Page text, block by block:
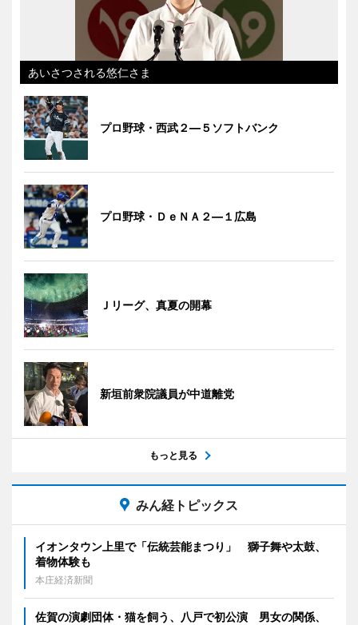
あいさつされる悠仁さま
プロ野球・西武２―５ソフトバンク
プロ野球・ＤｅＮＡ２―１広島
Ｊリーグ、真夏の開幕
新垣前衆院議員が中道離党
もっと見る
みん経トピックス
イオンタウン上里で「伝統芸能まつり」 獅子舞や太鼓、
着物体験も
本庄経済新聞
佐賀の演劇団体・猫を飼う、八戸で初公演 男女の関係、